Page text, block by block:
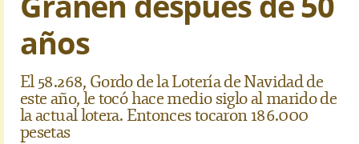
años
El 58.268, Gordo de la Lotería de Navidad de
este año, le tocó hace medio siglo al marido de
la actual lotera. Entonces tocaron 186.000
pesetas